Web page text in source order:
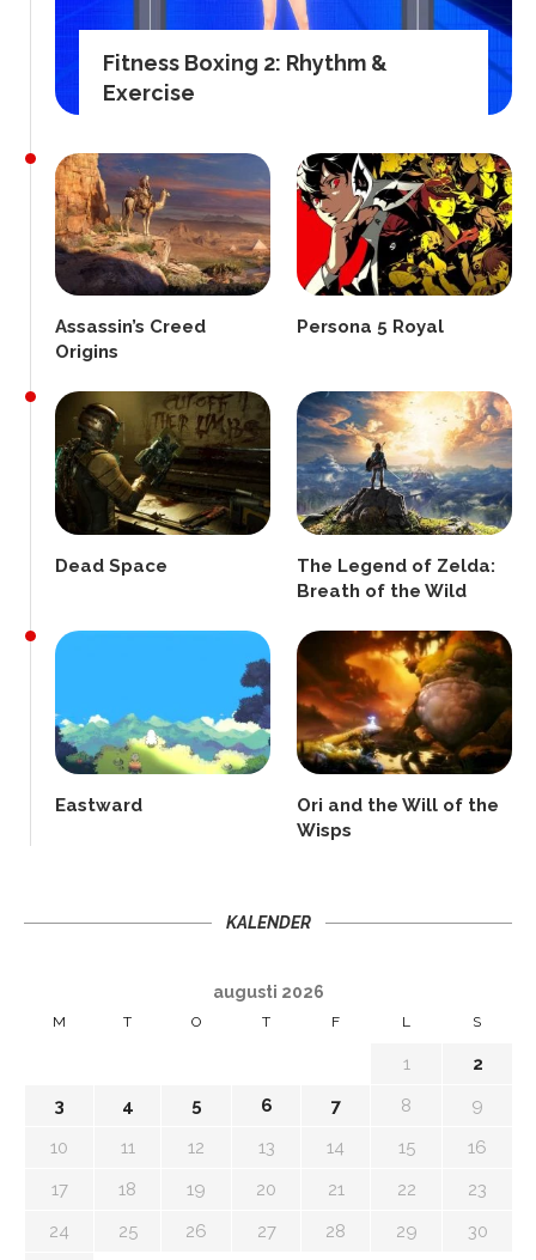
Fitness Boxing 2: Rhythm &
Exercise
Assassin’s Creed
Origins
Persona 5 Royal
Dead Space
The Legend of Zelda:
Breath of the Wild
Eastward
Ori and the Will of the
Wisps
KALENDER
augusti 2026
M T O T F L S
1
2
3
4 5 6 7 8
9
10
11 12 13 14 15
16
17
18 19 20 21 22
23
24
25 26 27 28 29
30